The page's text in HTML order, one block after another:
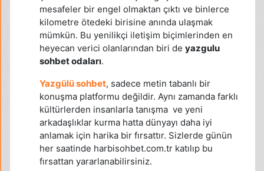
mesafeler bir engel olmaktan çıktı ve binlerce
kilometre ötedeki birisine anında ulaşmak
mümkün. Bu yenilikçi iletişim biçimlerinden en
heyecan verici olanlarından biri de yazgulu
sohbet odaları.
Yazgülü sohbet, sadece metin tabanlı bir
konuşma platformu değildir. Aynı zamanda farklı
kültürlerden insanlarla tanışma ve yeni
arkadaşlıklar kurma hatta dünyayı daha iyi
anlamak için harika bir fırsattır. Sizlerde günün
her saatinde harbisohbet.com.tr katılıp bu
fırsattan yararlanabilirsiniz.